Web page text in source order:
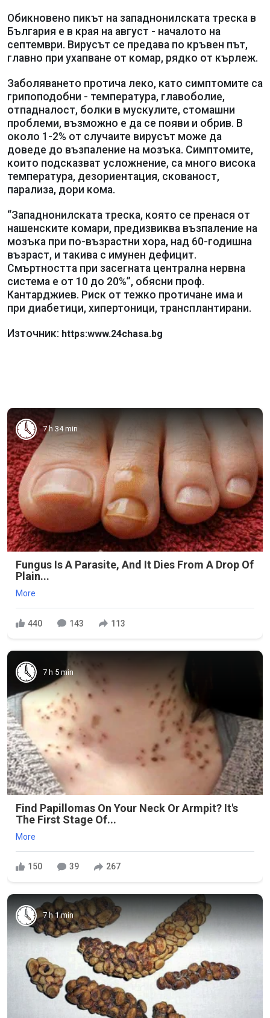
Обикновено пикът на западнонилската треска в
България е в края на август - началото на
септември. Вирусът се предава по кръвен път,
главно при ухапване от комар, рядко от кърлеж.
Заболяването протича леко, като симптомите са
грипоподобни - температура, главоболие,
отпадналост, болки в мускулите, стомашни
проблеми, възможно е да се появи и обрив. В
около 1-2% от случаите вирусът може да
доведе до възпаление на мозъка. Симптомите,
които подсказват усложнение, са много висока
температура, дезориентация, скованост,
парализа, дори кома.
“Западнонилската треска, която се пренася от
нашенските комари, предизвиква възпаление на
мозъка при по-възрастни хора, над 60-годишна
възраст, и такива с имунен дефицит.
Смъртността при засегната централна нервна
система е от 10 до 20%”, обясни проф.
Кантарджиев. Риск от тежко протичане има и
при диабетици, хипертоници, трансплантирани.
Източник: https:www.24chasa.bg
7 h 34 min
Fungus Is A Parasite, And It Dies From A Drop Of
Plain...
More
440 143 113
7 h 5 min
Find Papillomas On Your Neck Or Armpit? It's
The First Stage Of...
More
150 39 267
7 h 1 min